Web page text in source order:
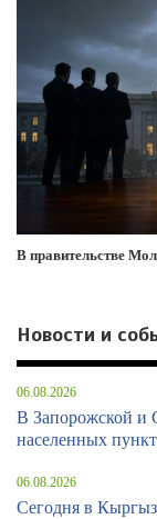
В правительстве
Новости и
06.08.2026
В Запорожской и
населенных
06.08.2026
Сегодня в